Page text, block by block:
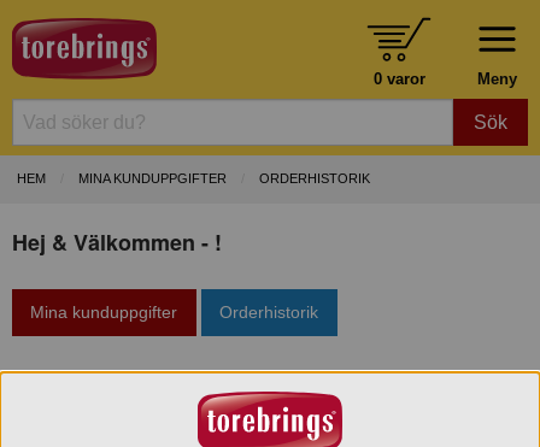
Meny
0 varor
Sök
HEM MINA KUNDUPPGIFTER ORDERHISTORIK
Hej & Välkommen - !
Mina kunduppgifter Orderhistorik
Orderhistorik & Spåra sändning